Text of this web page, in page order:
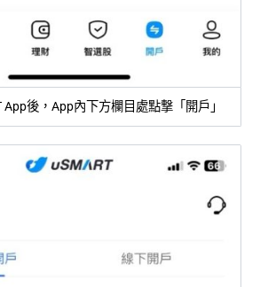
App後，App內下方欄目處點撃「開戶」